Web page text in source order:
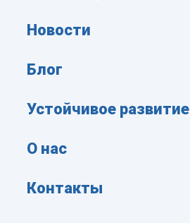
Новости
Блог
Устойчивое развитие
О нас
Контакты